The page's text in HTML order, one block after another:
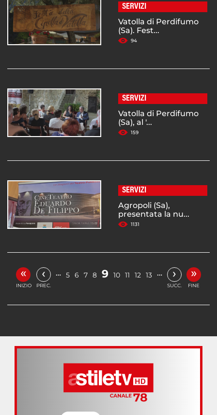
SERVIZI
Vatolla di Perdifumo
(Sa). Fest...
94
SERVIZI
Vatolla di Perdifumo
(Sa), al '...
159
SERVIZI
Agropoli (Sa),
presentata la nu...
1131
«
INIZIO
‹
PREC.
… 5 6 7 8 9 10 11 12 13 … ›
SUCC.
»
FINE